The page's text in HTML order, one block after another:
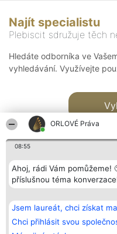
ORLOVÉ Práva
08:55
Ahoj, rádi Vám pomůžeme!
příslušnou téma
Jsem laureát, chci získat
Chci přihlásit svou
Najít specialistu
Plebiscit sdružuje těch
Hledáte odborníka ve
vyhledávání. Využívejte
Bright Side Solutions sp. z o.
o. sp. k.
ul. Ruska 22
Wrocław 50-079